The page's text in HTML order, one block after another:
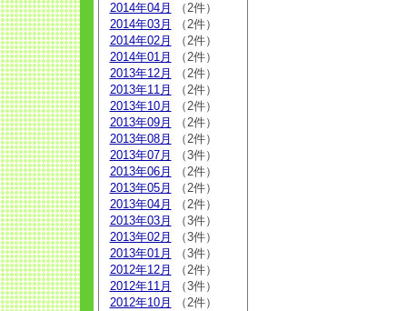
2014年04月
（2件）
2014年03月
（2件）
2014年02月
（2件）
2014年01月
（2件）
2013年12月
（2件）
2013年11月
（2件）
2013年10月
（2件）
2013年09月
（2件）
2013年08月
（2件）
2013年07月
（3件）
2013年06月
（2件）
2013年05月
（2件）
2013年04月
（2件）
2013年03月
（3件）
2013年02月
（3件）
2013年01月
（3件）
2012年12月
（2件）
2012年11月
（3件）
2012年10月
（2件）